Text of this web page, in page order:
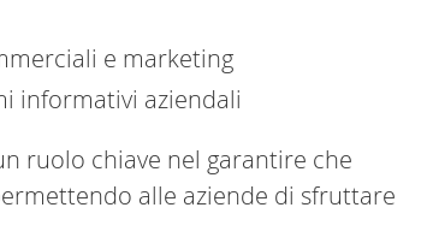
e marketing
informativi aziendali
ruolo chiave nel garantire che
alle aziende di sfruttare